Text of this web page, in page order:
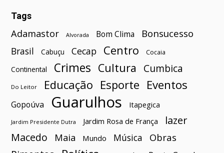
Tags
Adamastor Alvorada Bom Clima Bonsucesso
Brasil Cabuçu Cecap Centro Cocaia
Continental Crimes Cultura Cumbica
Do Leitor Educação Esporte Eventos
Gopoúva Guarulhos Itapegica
Jardim Presidente Dutra Jardim Rosa de França
lazer
Macedo
Maia Mundo Música Obras